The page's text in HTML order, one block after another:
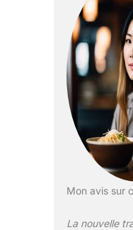
Mon avis sur
La nouvelle